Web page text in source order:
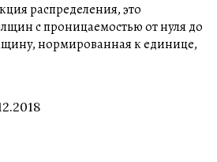
распределения, это
с проницаемостью от нуля до
нормированная к единице,